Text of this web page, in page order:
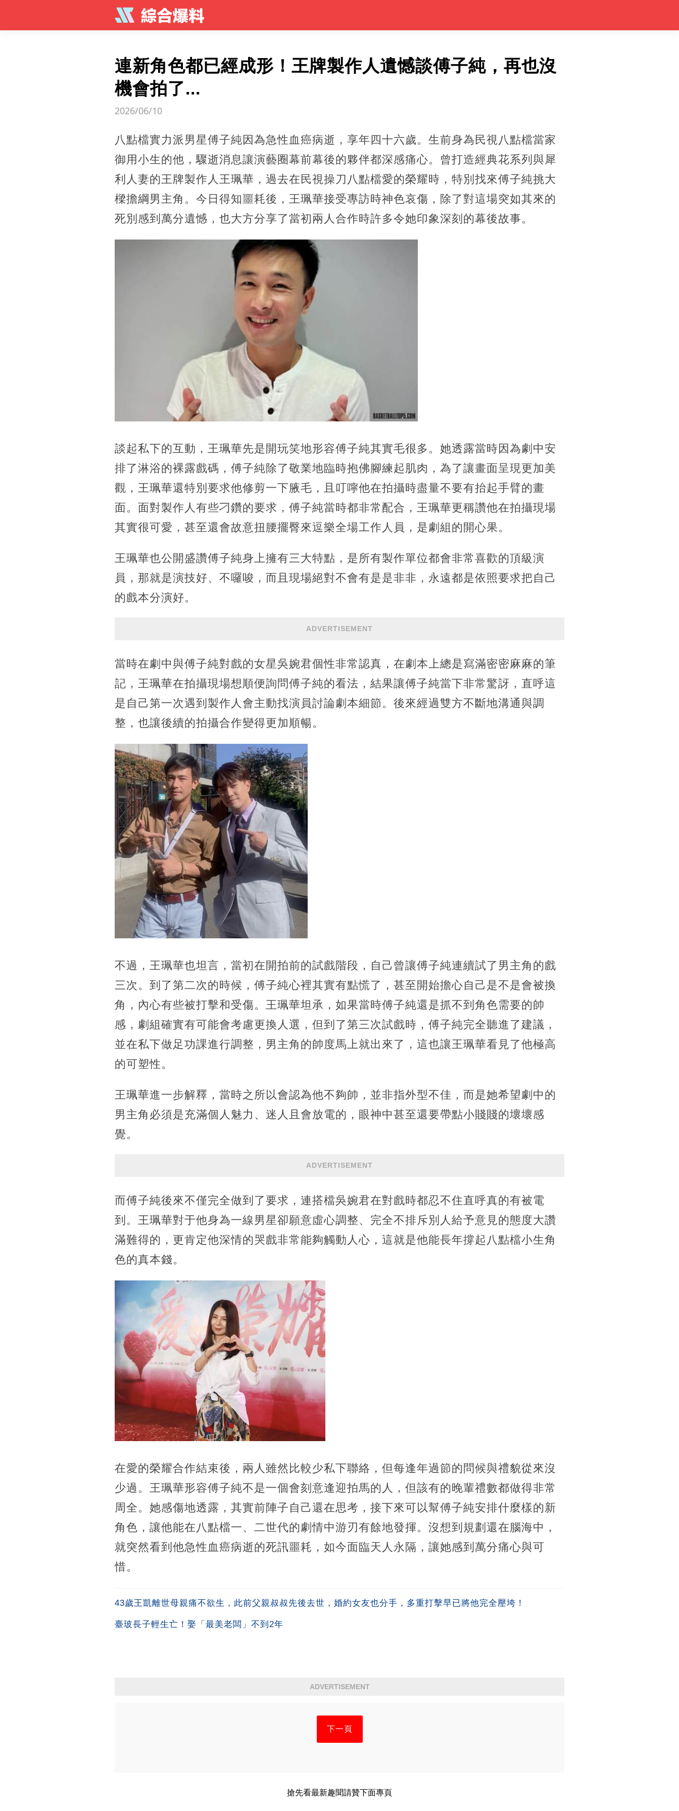
連新角色都已經成形！王牌製作人遺憾談傅子純，再也沒
機會拍了...
2026/06/10
八點檔實力派男星傅子純因為急性血癌病逝，享年四十六歲。生前身為民視八點檔當家
御用小生的他，驟逝消息讓演藝圈幕前幕後的夥伴都深感痛心。曾打造經典花系列與犀
利人妻的王牌製作人王珮華，過去在民視操刀八點檔愛的榮耀時，特別找來傅子純挑大
樑擔綱男主角。今日得知噩耗後，王珮華接受專訪時神色哀傷，除了對這場突如其來的
死別感到萬分遺憾，也大方分享了當初兩人合作時許多令她印象深刻的幕後故事。
談起私下的互動，王珮華先是開玩笑地形容傅子純其實毛很多。她透露當時因為劇中安
排了淋浴的裸露戲碼，傅子純除了敬業地臨時抱佛腳練起肌肉，為了讓畫面呈現更加美
觀，王珮華還特別要求他修剪一下腋毛，且叮嚀他在拍攝時盡量不要有抬起手臂的畫
面。面對製作人有些刁鑽的要求，傅子純當時都非常配合，王珮華更稱讚他在拍攝現場
其實很可愛，甚至還會故意扭腰擺臀來逗樂全場工作人員，是劇組的開心果。
王珮華也公開盛讚傅子純身上擁有三大特點，是所有製作單位都會非常喜歡的頂級演
員，那就是演技好、不囉唆，而且現場絕對不會有是是非非，永遠都是依照要求把自己
的戲本分演好。
ADVERTISEMENT
當時在劇中與傅子純對戲的女星吳婉君個性非常認真，在劇本上總是寫滿密密麻麻的筆
記，王珮華在拍攝現場想順便詢問傅子純的看法，結果讓傅子純當下非常驚訝，直呼這
是自己第一次遇到製作人會主動找演員討論劇本細節。後來經過雙方不斷地溝通與調
整，也讓後續的拍攝合作變得更加順暢。
不過，王珮華也坦言，當初在開拍前的試戲階段，自己曾讓傅子純連續試了男主角的戲
三次。到了第二次的時候，傅子純心裡其實有點慌了，甚至開始擔心自己是不是會被換
角，內心有些被打擊和受傷。王珮華坦承，如果當時傅子純還是抓不到角色需要的帥
感，劇組確實有可能會考慮更換人選，但到了第三次試戲時，傅子純完全聽進了建議，
並在私下做足功課進行調整，男主角的帥度馬上就出來了，這也讓王珮華看見了他極高
的可塑性。
王珮華進一步解釋，當時之所以會認為他不夠帥，並非指外型不佳，而是她希望劇中的
男主角必須是充滿個人魅力、迷人且會放電的，眼神中甚至還要帶點小賤賤的壞壞感
覺。
ADVERTISEMENT
而傅子純後來不僅完全做到了要求，連搭檔吳婉君在對戲時都忍不住直呼真的有被電
到。王珮華對于他身為一線男星卻願意虛心調整、完全不排斥別人給予意見的態度大讚
滿難得的，更肯定他深情的哭戲非常能夠觸動人心，這就是他能長年撐起八點檔小生角
色的真本錢。
在愛的榮耀合作結束後，兩人雖然比較少私下聯絡，但每逢年過節的問候與禮貌從來沒
少過。王珮華形容傅子純不是一個會刻意逢迎拍馬的人，但該有的晚輩禮數都做得非常
周全。她感傷地透露，其實前陣子自己還在思考，接下來可以幫傅子純安排什麼樣的新
角色，讓他能在八點檔一、二世代的劇情中游刃有餘地發揮。沒想到規劃還在腦海中，
就突然看到他急性血癌病逝的死訊噩耗，如今面臨天人永隔，讓她感到萬分痛心與可
惜。
43歲王凱離世母親痛不欲生，此前父親叔叔先後去世，婚約女友也分手，多重打擊早已將他完全壓垮！
臺玻長子輕生亡！娶「最美老闆」不到2年
ADVERTISEMENT
下一頁
搶先看最新趣聞請贊下面專頁